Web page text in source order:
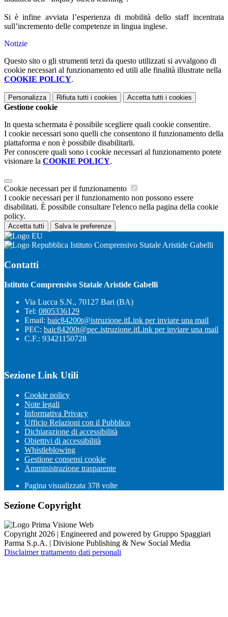
Si è infine avviata l’esperienza di mobilità dello staff incentrata
sull’incremento delle competenze in lingua inglese.
Notizie
Questo sito o gli strumenti terzi da questo utilizzati si avvalgono di
cookie necessari al funzionamento ed utili alle finalità illustrate nella
COOKIE POLICY.
Personalizza Rifiuta tutti i cookies Accetta tutti i cookies
Gestione cookie
In questa schermata è possibile scegliere quali cookie consentire.
I cookie necessari sono quelli che consentono il funzionamento della
piattaforma e non è possibile disabilitarli.
Per conoscere quali sono i cookie necessari al funzionamento potete
visionare la COOKIE POLICY.
Cookie necessari per il funzionamento
I cookie necessari per il funzionamento non possono essere
disabilitati. È possibile consultare l'elenco nella pagina della cookie
policy.
Accetta tutti Salva le preferenze
Istituto Comprensivo Statale Aristide Gabelli
Contatti
Istituto Comprensivo Statale Aristide Gabelli
Via Lucca S.N., 70127 Bari (BA)
Tel: 0805336129
Email: baic84200t@istruzione.itLink per inviare una mail
PEC: baic84200t@pec.istruzione.itLink per inviare una mail
C.F.: 93421150728
Sezione Link Utili
Cookie policy
Note legali
Informativa Privacy
Ufficio Relazioni con il Pubblico
Dichiarazione di accessibilità
Obiettivi di accessibilità
Whistleblowing
Gestione consensi cookie
Amministrazione trasparente
Pagina visualizzata 378 volte
Sezione Copyright
Copyright 2026 | Engineered and powered by Gruppo Spaggiari
Parma S.p.A. | Divisione Publishing & New Social Media
Disclaimer trattamento dati personali